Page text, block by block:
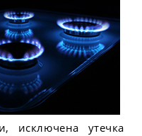
исключена утечка